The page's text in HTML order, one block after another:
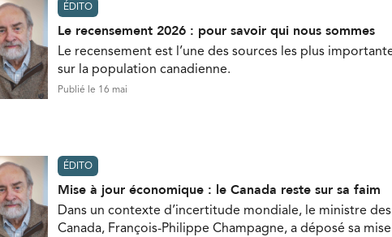
ÉDITO
Le recensement 2026 : pour savoir qui nous sommes
Le recensement est l’une des sources les plus
sur la population canadienne.
Publié le 16 mai
ÉDITO
Mise à jour économique : le Canada reste sur sa faim
Dans un contexte d’incertitude mondiale, le ministre
Canada, François-Philippe Champagne, a déposé sa